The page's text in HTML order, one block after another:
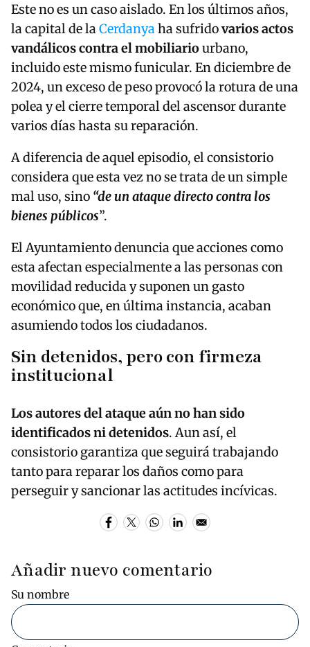
Este no es un caso aislado. En los últimos años,
la capital de laCerdanyaha sufridovarios actos
vandálicos contra el mobiliariourbano,
incluido este mismo funicular. En diciembre de
2024, un exceso de peso provocó la rotura de una
polea y el cierre temporal del ascensor durante
varios días hasta su reparación.
A diferencia de aquel episodio, el consistorio
considera que esta vez no se trata de un simple
mal uso, sino “de un ataque directo contra los
bienes públicos”.
El Ayuntamiento denuncia que acciones como
esta afectan especialmente a las personas con
movilidad reducida y suponen un gasto
económico que, en última instancia, acaban
asumiendo todos los ciudadanos.
Sin detenidos, pero con firmeza
institucional
Los autores del ataque aún no han sido
identificados ni detenidos. Aun así, el
consistorio garantiza que seguirá trabajando
tanto para reparar los daños como para
perseguir y sancionar las actitudes incívicas.
Añadir nuevo comentario
Su nombre